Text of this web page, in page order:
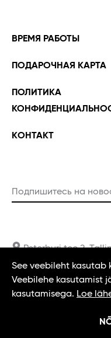
ВРЕМЯ РАБОТЫ
ПОДАРОЧНАЯ КАРТА
ПОЛИТИКА
KОНТАКТ
Пожалуйста, введите
Peterburi tee 2,
info@t1tallinn.com
See veebileht kasutab
Veebilehe kasutamist
kasutamisega. Loe